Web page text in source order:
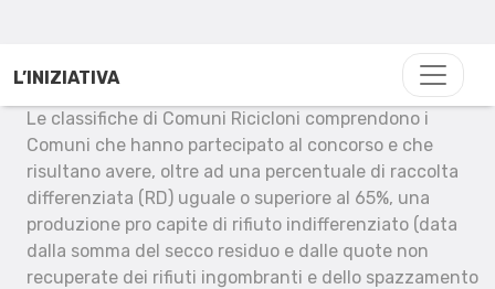
L’INIZIATIVA
Le classifiche di Comuni Ricicloni comprendono i
Comuni che hanno partecipato al concorso e che
risultano avere, oltre ad una percentuale di raccolta
differenziata (RD) uguale o superiore al 65%, una
produzione pro capite di rifiuto indifferenziato (data
dalla somma del secco residuo e dalle quote non
recuperate dei rifiuti ingombranti e dello spazzamento